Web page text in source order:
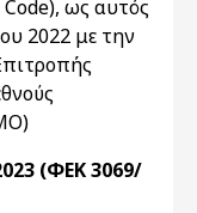
ως αυτός
2022 με την
(ΦΕΚ 3069/